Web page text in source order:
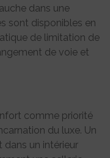
dans une
sont disponibles en
de limitation de
de voie et
comme priorité
du luxe. Un
un intérieur